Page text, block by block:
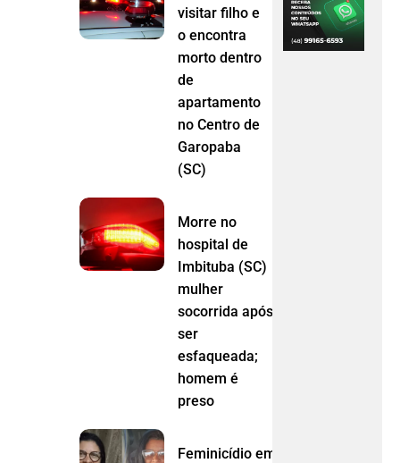
visitar filho e
o encontra
morto dentro
de
apartamento
no Centro de
Garopaba
(SC)
Morre no
hospital de
Imbituba (SC)
mulher
socorrida após
ser
esfaqueada;
homem é
preso
Feminicídio em